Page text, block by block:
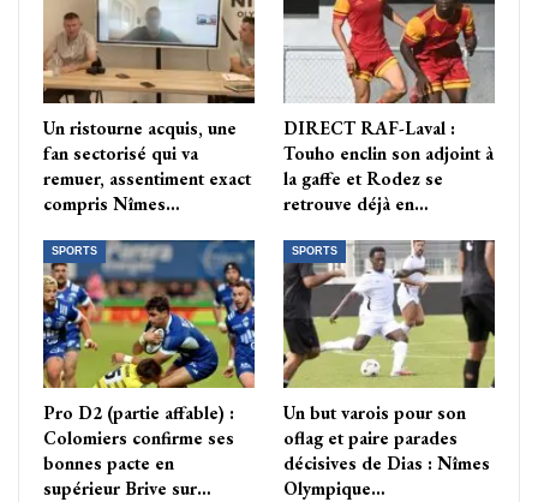
Un ristourne acquis, une
fan sectorisé qui va
remuer, assentiment exact
compris Nîmes…
DIRECT RAF-Laval :
Touho enclin son adjoint à
la gaffe et Rodez se
retrouve déjà en…
SPORTS
Pro D2 (partie affable) :
Colomiers confirme ses
bonnes pacte en
supérieur Brive sur…
SPORTS
Un but varois pour son
oflag et paire parades
décisives de Dias : Nîmes
Olympique…